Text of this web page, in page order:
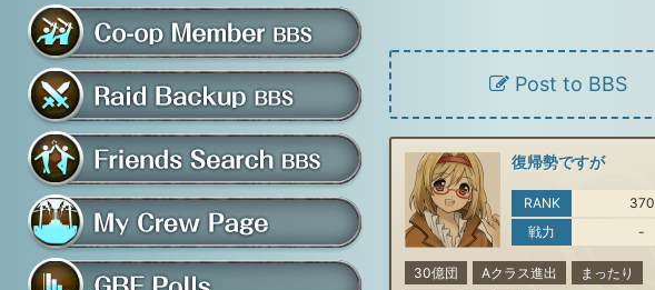
騎空団入団希望掲示板
共闘部屋・メンバー掲示板
マルチバトル救援募集掲示板
フレンド募集掲示板
マイ騎空団ページ
Post to BBS
復帰勢ですが
RANK
370
戦力
-
30億団 Aクラス進出
まったり